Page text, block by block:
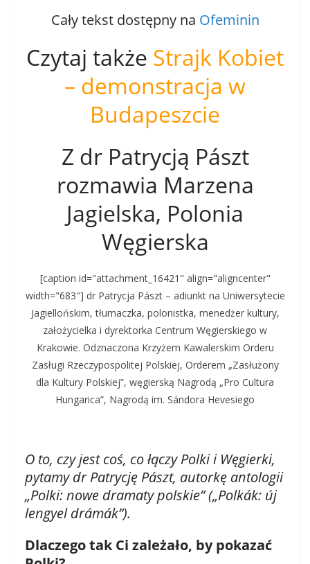
Cały tekst dostępny na Ofeminin
Czytaj także Strajk Kobiet
– demonstracja w
Budapeszcie
Z dr Patrycją Pászt
rozmawia Marzena
Jagielska, Polonia
Węgierska
[caption id="attachment_16421" align="aligncenter"
width="683"] dr Patrycja Pászt – adiunkt na Uniwersytecie
Jagiellońskim, tłumaczka, polonistka, menedżer kultury,
założycielka i dyrektorka Centrum Węgierskiego w
Krakowie. Odznaczona Krzyżem Kawalerskim Orderu
Zasługi Rzeczypospolitej Polskiej, Orderem „Zasłużony
dla Kultury Polskiej”, węgierską Nagrodą „Pro Cultura
Hungarica”, Nagrodą im. Sándora Hevesiego
O to, czy jest coś, co łączy Polki i Węgierki,
pytamy dr Patrycję Pászt, autorkę antologii
„Polki: nowe dramaty polskie” („Polkák: új
lengyel drámák”).
Dlaczego tak Ci zależało, by pokazać